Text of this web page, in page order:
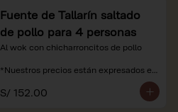
Fuente de Tallarín saltado
de pollo para 4 personas
Al wok con chicharroncitos de pollo
*Nuestros precios están expresados en
recargo al consumo.
S/ 152.00